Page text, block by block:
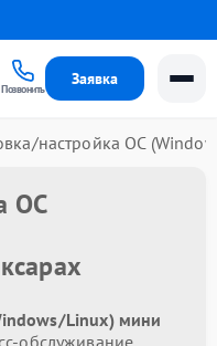
Позвонить
Заявка
настройка ОС
ОС
Linux) мини
обслуживание